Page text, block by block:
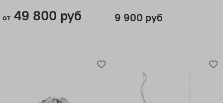
от49 800 руб 9 900 руб